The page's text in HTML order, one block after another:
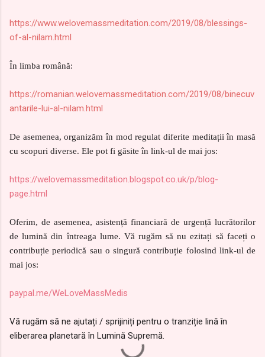
https://www.welovemassmeditation.com/2019/08/blessings-
of-al-nilam.html
În limba română:
https://romanian.welovemassmeditation.com/2019/08/binecuv
antarile-lui-al-nilam.html
De asemenea, organizăm în mod regulat diferite meditații în masă
cu scopuri diverse. Ele pot fi găsite în link-ul de mai jos:
https://welovemassmeditation.blogspot.co.uk/p/blog-
page.html
Oferim, de asemenea, asistență financiară de urgență lucrătorilor
de lumină din întreaga lume. Vă rugăm să nu ezitați să faceți o
contribuție periodică sau o singură contribuție folosind link-ul de
mai jos:
paypal.me/WeLoveMassMedis
Vă rugăm să ne ajutați / sprijiniți pentru o tranziție lină în
eliberarea planetară în Lumină Supremă.